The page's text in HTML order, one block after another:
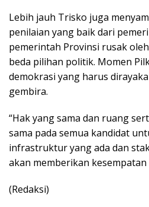
Lebih jauh Trisko juga
penilaian yang baik dari
pemerintah Provinsi rusak
beda pilihan politik. Momen
demokrasi yang harus
gembira.
“Hak yang sama dan ruang
sama pada semua kandidat
infrastruktur yang ada dan
akan memberikan
(Redaksi)